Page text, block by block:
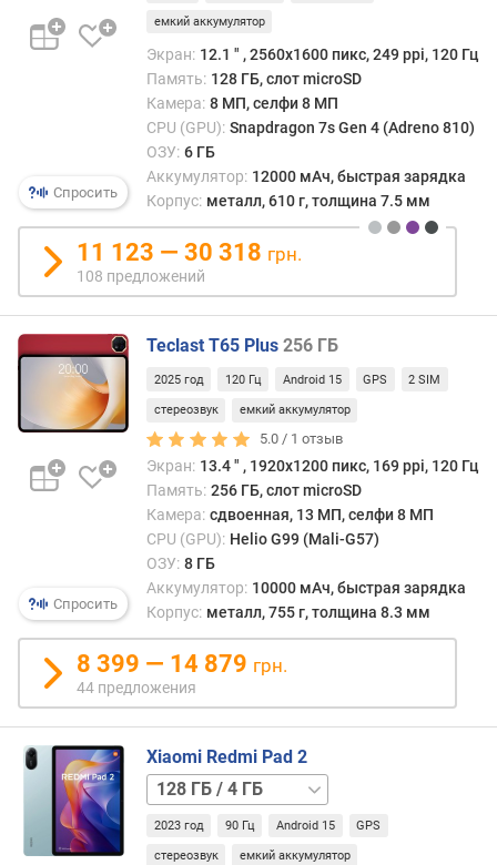
е
ш
п
т
ы
в
а
п
д
а
б
а
в
л
е
н
и
п
о
Спросить
емкий аккумулятор
Экран: 12.1 ″ , 2560x1600 пикс, 249 ppi, 120 Гц
Память: 128 ГБ, слот microSD
Камера: 8 МП, селфи 8 МП
CPU (GPU): Snapdragon 7s Gen 4 (Adreno 810)
ОЗУ: 6 ГБ
Аккумулятор: 12000 мАч, быстрая зарядка
Корпус: металл, 610 г, толщина 7.5 мм
11 123 — 30 318 грн.
108 предложений
Спросить
Teclast T65 Plus 256 ГБ
2025 год 120 Гц Android 15 GPS 2 SIM
стереозвук емкий аккумулятор
5.0 / 1 отзыв
Экран: 13.4 ″ , 1920x1200 пикс, 169 ppi, 120 Гц
Память: 256 ГБ, слот microSD
Камера: сдвоенная, 13 МП, селфи 8 МП
CPU (GPU): Helio G99 (Mali-G57)
ОЗУ: 8 ГБ
Аккумулятор: 10000 мАч, быстрая зарядка
Корпус: металл, 755 г, толщина 8.3 мм
8 399 — 14 879 грн.
44 предложения
Xiaomi Redmi Pad 2
128 ГБ
/
ГБ,
2023 год 90 Гц Android 15 GPS
стереозвук емкий аккумулятор